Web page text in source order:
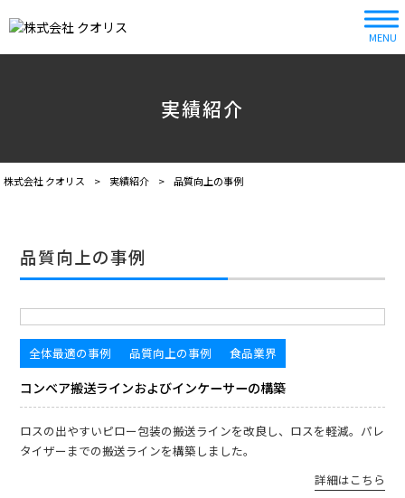
MENU
実績紹介
株式会社 クオリス > 実績紹介 > 品質向上の事例
品質向上の事例
全体最適の事例 品質向上の事例 食品業界
コンベア搬送ラインおよびインケーサーの構築
ロスの出やすいピロー包装の搬送ラインを改良し、ロスを軽減。パレ
タイザーまでの搬送ラインを構築しました。
詳細はこちら